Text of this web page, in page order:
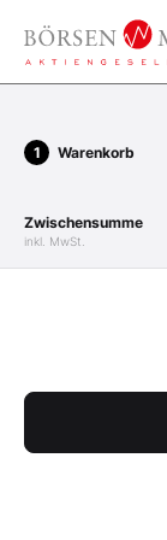
Warenkorb
Zwischensumme
inkl. MwSt.